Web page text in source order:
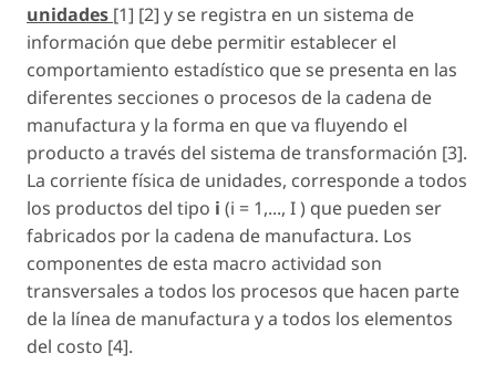
unidades [1] [2] y se registra en un sistema de
información que debe permitir establecer el
comportamiento estadístico que se presenta en las
diferentes secciones o procesos de la cadena de
manufactura y la forma en que va fluyendo el
producto a través del sistema de transformación [3].
La corriente física de unidades, corresponde a todos
los productos del tipo i (i = 1,..., I) que pueden ser
fabricados por la cadena de manufactura. Los
componentes de esta macro actividad son
transversales a todos los procesos que hacen parte
de la línea de manufactura y a todos los elementos
del costo [4].